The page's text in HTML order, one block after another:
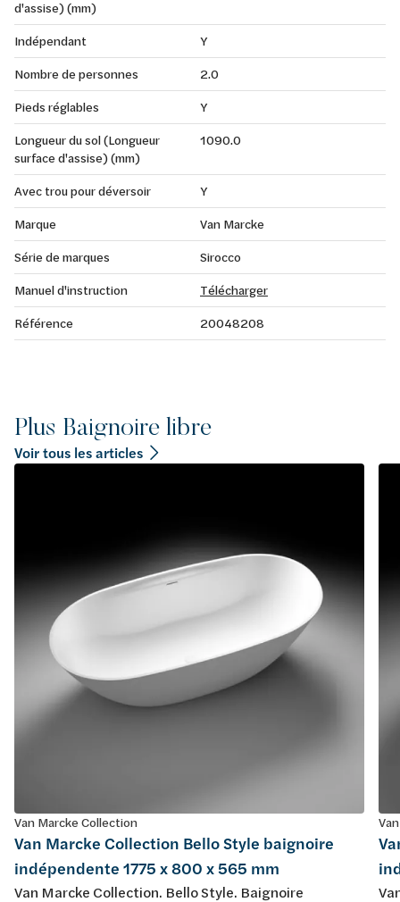
d'assise) (mm)
Indépendant
Y
Nombre de personnes
2.0
Pieds réglables
Y
Longueur du sol (Longueur
surface d'assise) (mm)
1090.0
Avec trou pour déversoir
Y
Marque
Van Marcke
Série de marques
Sirocco
Manuel d'instruction
Télécharger
Référence
20048208
Plus Baignoire libre
Voir tous les articles
Van Marcke Collection
Van Marcke Collection Bello Style baignoire
indépendente 1775 x 800 x 565 mm
Van Marcke Collection. Bello Style. Baignoire